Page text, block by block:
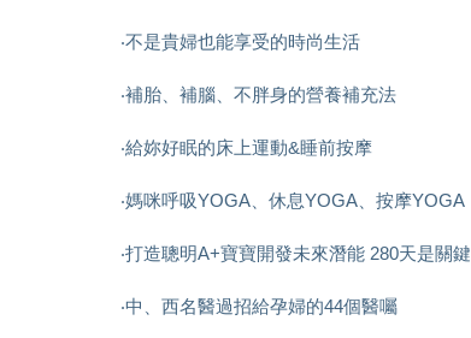
‧不是貴婦也能享受的時尚生活
‧補胎、補腦、不胖身的營養補充法
‧給妳好眠的床上運動&睡前按摩
‧媽咪呼吸YOGA、休息YOGA、按摩YOGA
‧打造聰明A+寶寶開發未來潛能 280天是關鍵
‧中、西名醫過招給孕婦的44個醫囑